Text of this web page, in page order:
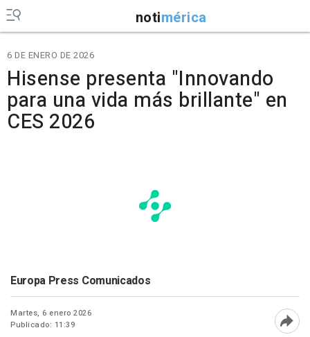
notimérica
6 DE ENERO DE 2026
Hisense presenta "Innovando
para una vida más brillante" en
CES 2026
Europa Press Comunicados
Martes, 6 enero 2026
Publicado: 11:39